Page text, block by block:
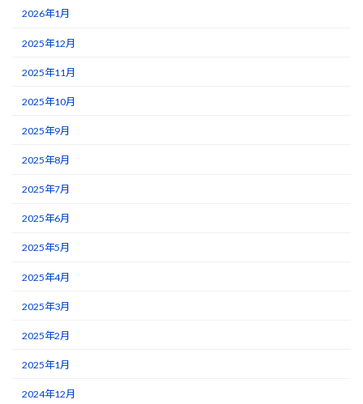
2026年1月
2025年12月
2025年11月
2025年10月
2025年9月
2025年8月
2025年7月
2025年6月
2025年5月
2025年4月
2025年3月
2025年2月
2025年1月
2024年12月